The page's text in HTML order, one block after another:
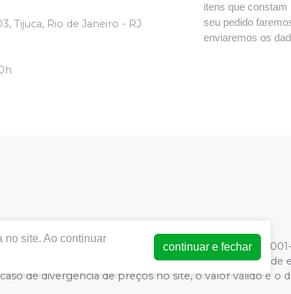
Tijuca, Rio de Janeiro - RJ
itens que constam
seu pedido
enviaremos os
ODONTOLOGICO LTDA | CNPJ: 73.966.590/
SANTOS CRO/RJ nº 55115 | Política de
de divergência de preços no site, o valor válido é
no site. Ao continuar
continuar e fechar